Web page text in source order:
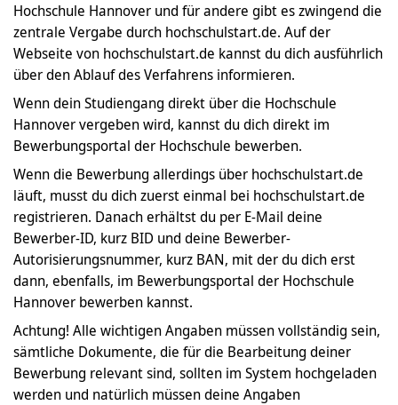
Hochschule Hannover und für andere gibt es zwingend die
zentrale Vergabe durch hochschulstart.de. Auf der
Webseite von hochschulstart.de kannst du dich ausführlich
über den Ablauf des Verfahrens informieren.
Wenn dein Studiengang direkt über die Hochschule
Hannover vergeben wird, kannst du dich direkt im
Bewerbungsportal der Hochschule bewerben.
Wenn die Bewerbung allerdings über hochschulstart.de
läuft, musst du dich zuerst einmal bei hochschulstart.de
registrieren. Danach erhältst du per E-Mail deine
Bewerber-ID, kurz BID und deine Bewerber-
Autorisierungsnummer, kurz BAN, mit der du dich erst
dann, ebenfalls, im Bewerbungsportal der Hochschule
Hannover bewerben kannst.
Achtung! Alle wichtigen Angaben müssen vollständig sein,
sämtliche Dokumente, die für die Bearbeitung deiner
Bewerbung relevant sind, sollten im System hochgeladen
werden und natürlich müssen deine Angaben